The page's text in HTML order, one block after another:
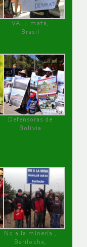
VALE mata,
Brasil
Defensoras de
Bolivia
No a la minería ,
Bariloche,